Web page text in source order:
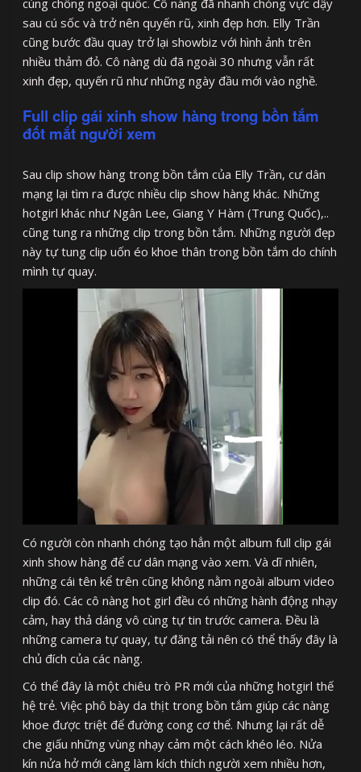
sau cú sốc và trở nên quyến rũ, xinh đẹp hơn. Elly Trần
cũng bước đầu quay trở lại showbiz với hình ảnh trên
nhiều thảm đỏ. Cô nàng dù đã ngoài 30 nhưng vẫn rất
xinh đẹp, quyến rũ như những ngày đầu mới vào nghề.
Full clip gái xinh show hàng trong bồn tắm
đốt mắt người xem
Sau clip show hàng trong bồn tắm của Elly Trần, cư dân
mạng lại tìm ra được nhiều clip show hàng khác. Những
hotgirl khác như Ngân Lee, Giang Y Hàm (Trung Quốc),..
cũng tung ra những clip trong bồn tắm. Những người đẹp
này tự tung clip uốn éo khoe thân trong bồn tắm do chính
mình tự quay.
Có người còn nhanh chóng tạo hẳn một album full clip gái
xinh show hàng để cư dân mạng vào xem. Và dĩ nhiên,
những cái tên kể trên cũng không nằm ngoài album video
clip đó. Các cô nàng hot girl đều có những hành động nhạy
cảm, hay thả dáng vô cùng tự tin trước camera. Đều là
những camera tự quay, tự đăng tải nên có thể thấy đây là
chủ đích của các nàng.
Có thể đây là một chiêu trò PR mới của những hotgirl thế
hệ trẻ. Việc phô bày da thịt trong bồn tắm giúp các nàng
khoe được triệt để đường cong cơ thể. Nhưng lại rất dễ
che giấu những vùng nhạy cảm một cách khéo léo. Nửa
kín nửa hở mới càng làm kích thích người xem nhiều hơn,